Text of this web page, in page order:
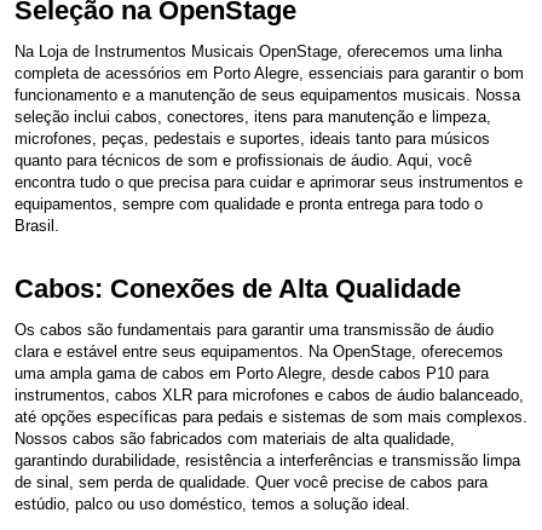
Seleção na OpenStage
Na Loja de Instrumentos Musicais OpenStage, oferecemos uma linha
completa de acessórios em Porto Alegre, essenciais para garantir o bom
funcionamento e a manutenção de seus equipamentos musicais. Nossa
seleção inclui cabos, conectores, itens para manutenção e limpeza,
microfones, peças, pedestais e suportes, ideais tanto para músicos
quanto para técnicos de som e profissionais de áudio. Aqui, você
encontra tudo o que precisa para cuidar e aprimorar seus instrumentos e
equipamentos, sempre com qualidade e pronta entrega para todo o
Brasil.
Cabos: Conexões de Alta Qualidade
Os cabos são fundamentais para garantir uma transmissão de áudio
clara e estável entre seus equipamentos. Na OpenStage, oferecemos
uma ampla gama de cabos em Porto Alegre, desde cabos P10 para
instrumentos, cabos XLR para microfones e cabos de áudio balanceado,
até opções específicas para pedais e sistemas de som mais complexos.
Nossos cabos são fabricados com materiais de alta qualidade,
garantindo durabilidade, resistência a interferências e transmissão limpa
de sinal, sem perda de qualidade. Quer você precise de cabos para
estúdio, palco ou uso doméstico, temos a solução ideal.